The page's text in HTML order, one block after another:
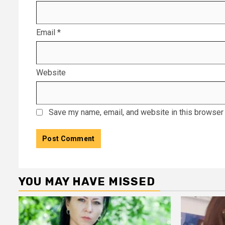
Email *
Website
Save my name, email, and website in this
YOU MAY HAVE MISSED